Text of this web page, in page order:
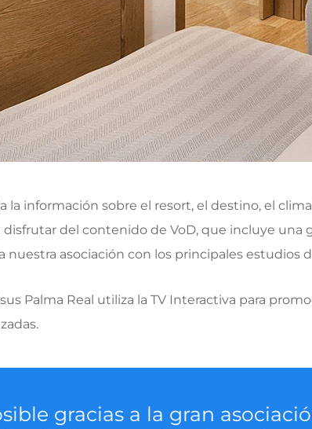
información sobre el resort, el destino, el
disfrutar delcontenido de VoD, que incluye una
nuestra asociación con los principales estudios
Palma Real utiliza la TV Interactiva para
gracias a la gran